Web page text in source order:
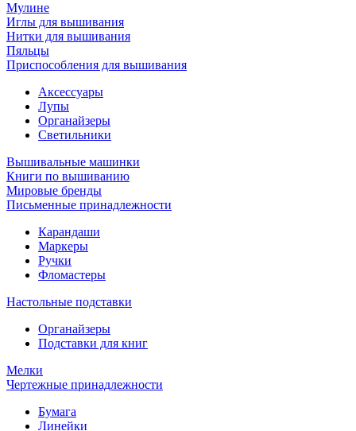
Мулине
Иглы для вышивания
Нитки для вышивания
Пяльцы
Приспособления для вышивания
Аксессуары
Лупы
Органайзеры
Светильники
Вышивальные машинки
Книги по вышиванию
Мировые бренды
Письменные принадлежности
Карандаши
Маркеры
Ручки
Фломастеры
Настольные подставки
Органайзеры
Подставки для книг
Мелки
Чертежные принадлежности
Бумага
Линейки